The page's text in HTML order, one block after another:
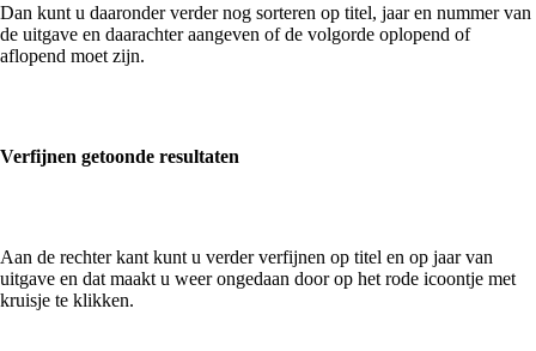
Dan kunt u daaronder verder nog sorteren op titel, jaar en nummer van
de uitgave en daarachter aangeven of de volgorde oplopend of
aflopend moet zijn.
Verfijnen getoonde resultaten
Aan de rechter kant kunt u verder verfijnen op titel en op jaar van
uitgave en dat maakt u weer ongedaan door op het rode icoontje met
kruisje te klikken.